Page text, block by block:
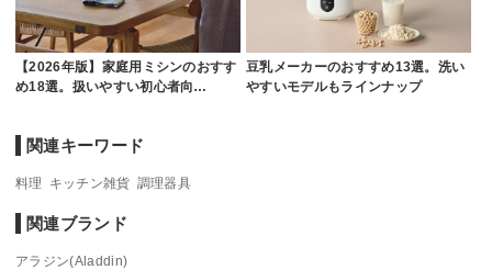
【2026年版】家庭用ミシンのおすす
め18選。扱いやすい初心者向…
豆乳メーカーのおすすめ13選。洗い
やすいモデルもラインナップ
関連キーワード
料理 キッチン雑貨 調理器具
関連ブランド
アラジン(Aladdin)